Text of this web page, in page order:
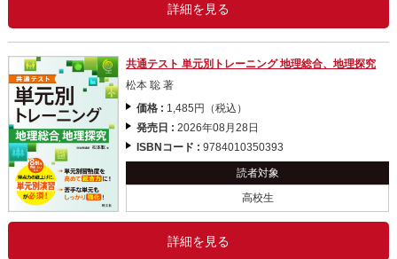
詳細を見る
共通テスト 単元別トレーニング 地理総合、地理探究
松本 聡 著
価格 : 1,485円（税込）
発売日 :2026年08月28日
ISBNコード :9784010350393
読者対象
高校生
詳細を見る